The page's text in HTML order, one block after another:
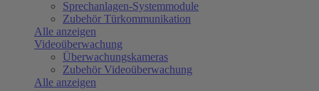
Sprechanlagen-Systemmodule
Zubehör Türkommunikation
Alle anzeigen
Videoüberwachung
Überwachungskameras
Zubehör Videoüberwachung
Alle anzeigen